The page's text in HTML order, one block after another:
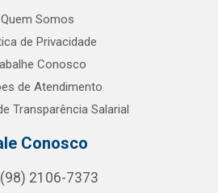
Quem Somos
de Privacidade
Conosco
de Atendimento
Transparência Salarial
Conosco
(98) 2106-7373